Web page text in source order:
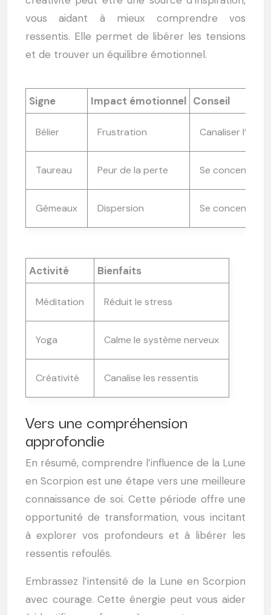
vous aidant à mieux comprendre vos
ressentis. Elle permet de libérer les tensions
et de trouver un équilibre émotionnel.
Signe Impact émotionnel Conseil
Bélier Frustration Canaliser
Taureau Peur de la perte Se concentrer
Gémeaux Dispersion Se concentrer
Activité Bienfaits
Méditation Réduit le stress
Yoga Calme le système nerveux
Créativité Canalise les ressentis
Vers une compréhension
approfondie
En résumé, comprendre l’influence de la Lune
en Scorpion est une étape vers une meilleure
connaissance de soi. Cette période offre une
opportunité de transformation, vous incitant
à explorer vos profondeurs et à libérer les
ressentis refoulés.
Embrassez l’intensité de la Lune en Scorpion
avec courage. Cette énergie peut vous aider